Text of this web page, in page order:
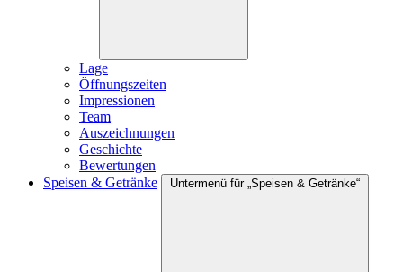
Lage
Öffnungszeiten
Impressionen
Team
Auszeichnungen
Geschichte
Bewertungen
Speisen & Getränke
Untermenü für „Speisen & Getränke“